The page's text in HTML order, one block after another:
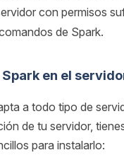
con permisos
de Spark.
en el
a todo tipo de
de tu servidor,
para instalarlo: